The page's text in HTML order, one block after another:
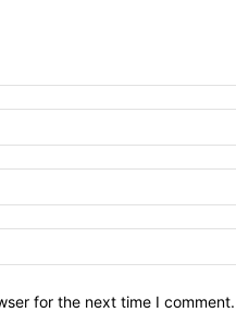
for the next time I comment.